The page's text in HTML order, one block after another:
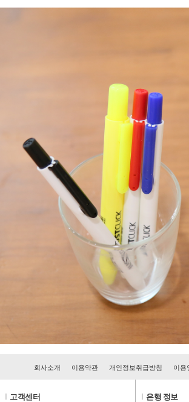
회사소개 이용약관 개인정보취급방침 이용
l 고객센터 l 은행 정보